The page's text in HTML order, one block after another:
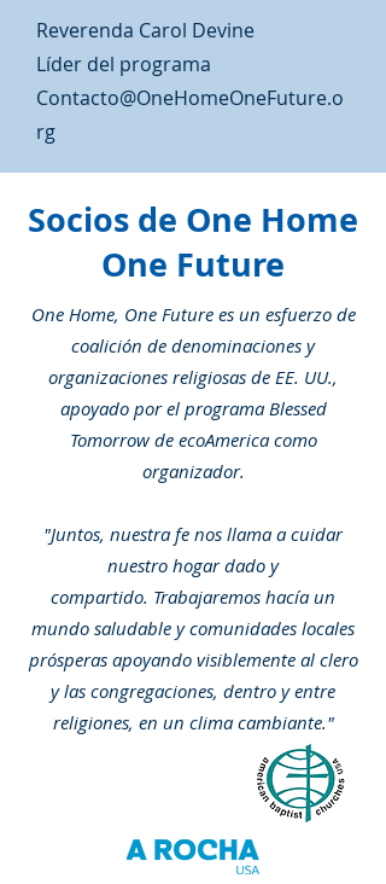
banners for congregations and
their postage are free in the
United States.
Reverenda Carol Devine
Líder del programa
Contacto@OneHomeOneFuture.o
rg
Socios de One Home
One Future
One Home, One Future es un esfuerzo de
coalición de denominaciones y
organizaciones religiosas de EE. UU.,
apoyado por el programa Blessed
Tomorrow de ecoAmerica como
organizador.
"Juntos, nuestra fe nos llama a cuidar
nuestro hogar dado y
compartido. Trabajaremos hacía un
mundo saludable y comunidades locales
prósperas apoyando visiblemente al clero
y las congregaciones, dentro y entre
religiones, en un clima cambiante."